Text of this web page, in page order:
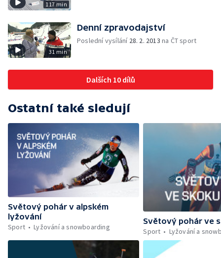
117 min
31 min
Denní zpravodajství
Poslední vysílání 28. 2. 2013 na ČT sport
Dalších 10 dílů
Ostatní také sledují
Světový pohár v alpském
lyžování
Sport
Lyžování a snowboarding
Světový pohár ve
Sport
Lyžování a